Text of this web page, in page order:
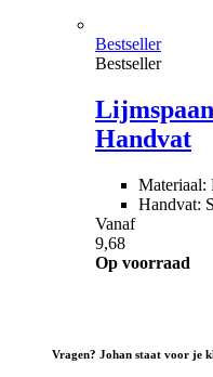
Bestseller
Bestseller
Handvat
Materiaal:
Handvat:
Vanaf
9,68
Op voorraad
Vragen? Johan staat voor je